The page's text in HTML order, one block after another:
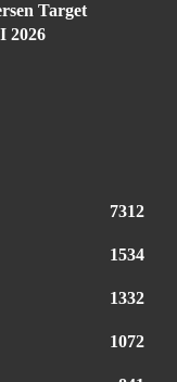
Target
2026
7312
1534
1332
1072